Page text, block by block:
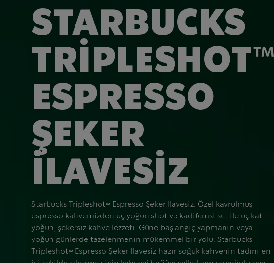
STARBUCKS
TRIPLESHOT™
ESPRESSO
ŞEKER
İLAVESIZ
Starbucks Tripleshot™ Espresso Şeker İlavesiz: Özel kavrulmuş
espresso kahvemizden üç yoğun shot ve kadifemsi süt ile üç kat
yoğun, şekersiz kahve lezzeti. Güne başlangıç yapmanın veya
yoğun günlerde tazelenmenin mükemmel bir yolu. Starbucks
Tripleshot™ Espresso Şeker İlavesiz hazır soğuk kahvenin tadını en